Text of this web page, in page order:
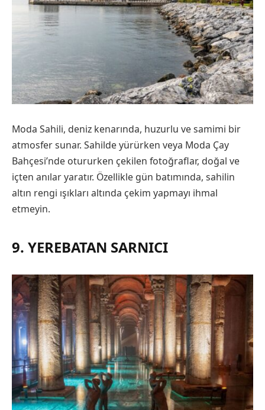
Moda Sahili, deniz kenarında, huzurlu ve samimi bir
atmosfer sunar. Sahilde yürürken veya Moda Çay
Bahçesi’nde otururken çekilen fotoğraflar, doğal ve
içten anılar yaratır. Özellikle gün batımında, sahilin
altın rengi ışıkları altında çekim yapmayı ihmal
etmeyin.
9. YEREBATAN SARNICI